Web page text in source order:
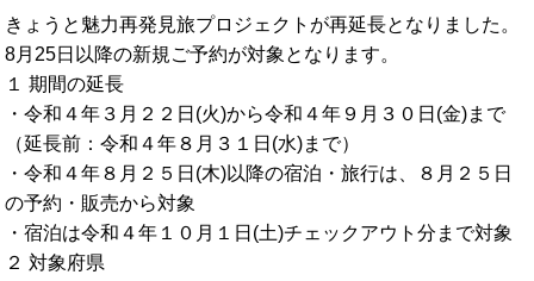
きょうと魅力再発見旅プロジェクトが再延長となりました。
8月25日以降の新規ご予約が対象となります。
１ 期間の延長
・令和４年３月２２日(火)から令和４年９月３０日(金)まで
（延長前：令和４年８月３１日(水)まで）
・令和４年８月２５日(木)以降の宿泊・旅行は、８月２５日
の予約・販売から対象
・宿泊は令和４年１０月１日(土)チェックアウト分まで対象
２ 対象府県